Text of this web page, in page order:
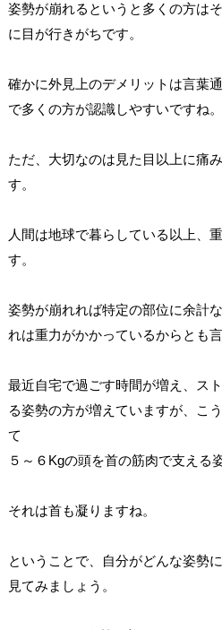
姿勢が崩れるというと多くの方は
に目が行きがちです。
確かに外見上のデメリットは言葉
で多くの方が認識しやすいですね。
ただ、大切なのは見た目以上に痛
す。
人間は地球で暮らしている以上、
す。
姿勢が崩れれば特定の部位に余計
れは重力がかかっているからとも言
最近自宅で過ごす時間が増え、ス
る姿勢の方が増えていますが、こ
て
５～６Kgの頭を首の筋肉で支える
それは首も凝りますね。
ということで、自分がどんな姿勢
見てみましょう。